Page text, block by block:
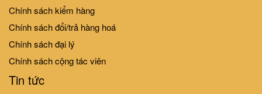
TẬP THỂ THAO CÙNG KENTA -
Kenta thi chạy
39.000₫
Chính sách kiểm hàng
Chính sách đổi/trả hàng hoá
Chính sách đại lý
Chính sách cộng tác viên
Tin tức